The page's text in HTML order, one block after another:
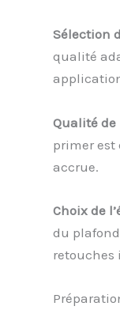
Sélection
qualité
Qualité
primer
accrue.
Choix de
du
retouches